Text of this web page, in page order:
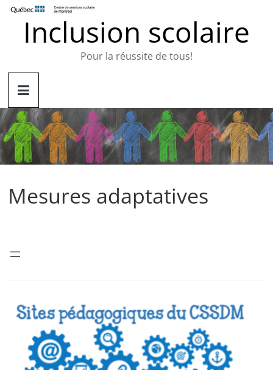
Passer
contenuInclusion scolaire
Pour la réussite de tous!
Mesures adaptatives